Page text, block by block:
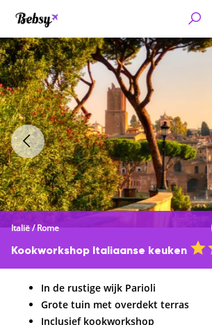
Italië/Rome
Kookworkshop Italiaanse keuken
In de rustige wijk Parioli
Grote tuin met overdekt terras
Inclusief kookworkshop